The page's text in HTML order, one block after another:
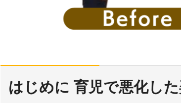
はじめに 育児で悪化し